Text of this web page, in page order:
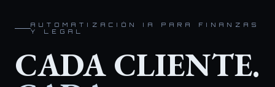
AUTOMATIZACIÓN IA PARA FINANZAS
Y LEGAL
CADA CLIENTE.